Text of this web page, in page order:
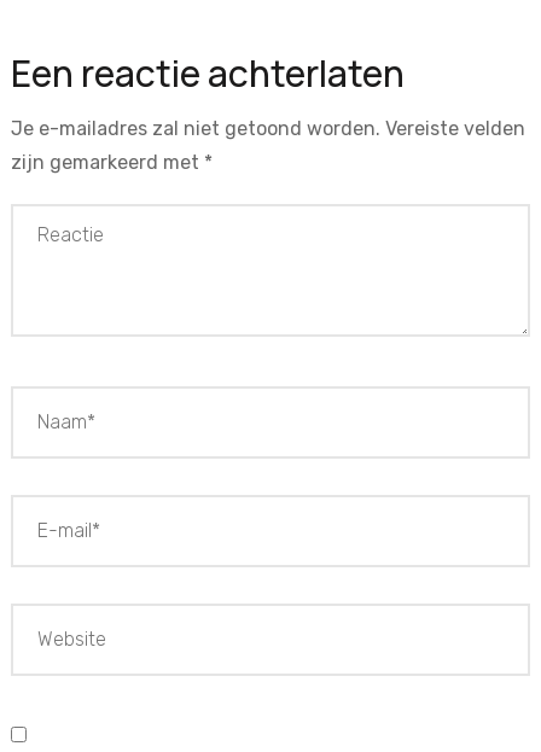
Een reactie achterlaten
Je e-mailadres zal niet getoond worden. Vereiste velden
zijn gemarkeerd met *